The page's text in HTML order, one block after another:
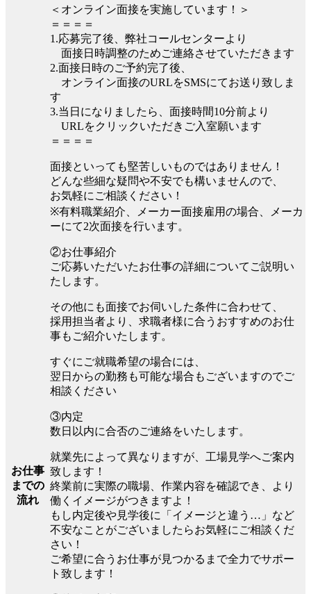
お仕事
までの
流れ
＜オンライン面接を実施しています！＞
＝＝＝＝
1.応募完了後、弊社コールセンターより
面接日時調整のためご連絡させていただきます
2.面接日時のご予約完了後、
オンライン面接のURLをSMSにてお送り致しま
す
3.当日になりましたら、面接時間10分前より
URLをクリックいただきご入室願います
＝＝＝＝
面接といっても堅苦しいものではありません！
どんな些細な疑問や不安でも構いませんので、
お気軽にご相談ください！
※有料職業紹介、メーカー面接雇用の場合、メーカ
ーにて2次面接を行います。
②お仕事紹介
ご応募いただいたお仕事の詳細についてご説明い
たします。
その他にも面接でお伺いした条件に合わせて、
採用担当者より、求職者様に合うおすすめのお仕
事もご紹介いたします。
すぐにご就職希望の場合には、
翌日からの勤務も可能な場合もございますのでご
相談ください
③内定
数日以内に合否のご連絡をいたします。
就業先によって異なりますが、工場見学へご案内
致します！
終業前に実際の職場、作業内容を確認でき、より
働くイメージがつきますよ！
もし内定後や見学後に「イメージと違う…」など
不安なことがございましたらお気軽にご相談くだ
さい！
ご希望に合うお仕事が見つかるまで全力でサポー
ト致します！